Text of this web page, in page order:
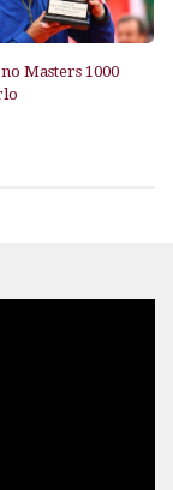
Masters 1000